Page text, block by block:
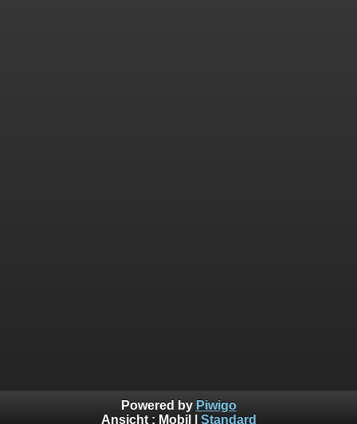
Powered by Piwigo
Ansicht : Mobil Standard